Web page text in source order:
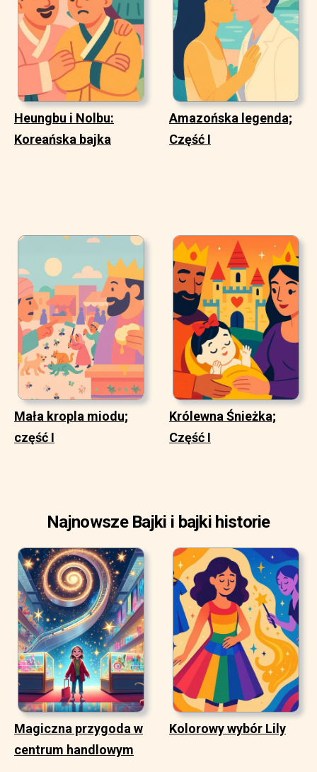
Heungbu i Nolbu:
Koreańska bajka
Amazońska legenda;
Część I
Mała kropla miodu;
część I
Królewna Śnieżka;
Część I
Najnowsze Bajki i bajki historie
Magiczna przygoda w
centrum handlowym
Kolorowy wybór Lily